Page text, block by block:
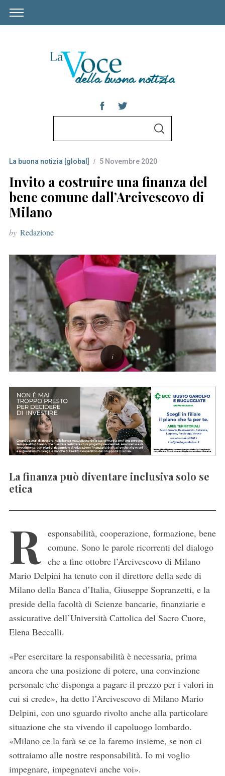
r
c
h
r
S
La buona notizia [global] 5 Novembre 2020
Invito a costruire una finanza del
bene comune dall’Arcivescovo di
Milano
by Redazione
La finanza può diventare inclusiva solo se
etica
R
esponsabilità, cooperazione, formazione, bene
comune. Sono le parole ricorrenti del dialogo
che a fine ottobre l’Arcivescovo di Milano
Mario Delpini ha tenuto con il direttore della sede di
Milano della Banca d’Italia, Giuseppe Sopranzetti, e la
preside della facoltà di Scienze bancarie, finanziarie e
assicurative dell’Università Cattolica del Sacro Cuore,
Elena Beccalli.
«Per esercitare la responsabilità è necessaria, prima
ancora che una posizione di potere, una convinzione
personale che disponga a pagare il prezzo per i valori in
cui si crede», ha detto l’Arcivescovo di Milano Mario
Delpini, con uno sguardo rivolto anche alla particolare
situazione che sta vivendo il capoluogo lombardo.
«Milano ce la farà se ce la faremo insieme, se non ci
sottraiamo alle nostre responsabilità. Io mi voglio
impegnare, impegnatevi anche voi».